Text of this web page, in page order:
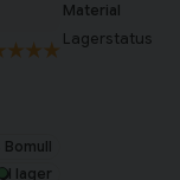
Bomull
I lager
Material
Lagerstatus